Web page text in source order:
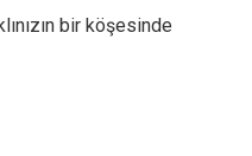
bir köşesinde